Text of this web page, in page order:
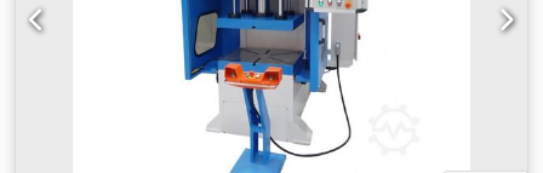
mm Altezza di installazione: 600 mm Dsdpfxed Ab Iij Ai
Eock Corsa rapida: 100 mm/s Velocità di lavoro: 10 mm/s
Velocità di ritorno: 165 mm/s Motore: 11 kW Cilindro di
trazione: forza di pressatura 24 tonnellate; Corsa 150 mm;
Pressione 156 bar; Velocità di ritorno 65 mm/s Dimensioni:
300 x 300 mm Lunghezza: 1.670 mm Larghezza: 1.520 mm
Altezza: 3.000 mm Peso: 7.000 kg